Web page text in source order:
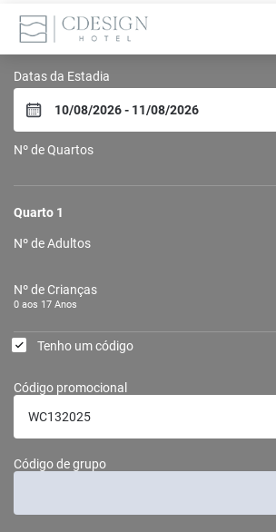
CDesign Hotel
Datas da Estadia
Nº de Quartos
Quarto 1
Nº de Adultos
Nº de Crianças
0 aos 17 Anos
Tenho um código
Código promocional
Código de grupo